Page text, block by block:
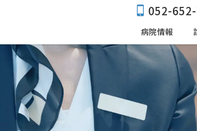
052-
病院情報